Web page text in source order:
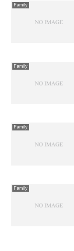
Family
Family
Family
Family